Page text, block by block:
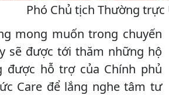
Phó Chủ tịch Thường
mong muốn trong chuyến
sẽ được tới thăm những hộ
được hỗ trợ của Chính phủ
Care để lắng nghe tâm tư